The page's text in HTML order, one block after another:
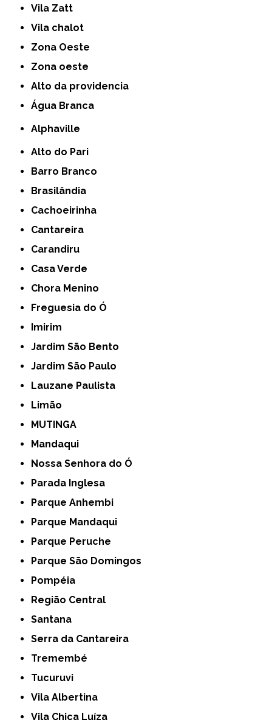
Vila Zatt
Vila chalot
Zona Oeste
Zona oeste
alto da providencia
Água Branca
Alphaville
Alto do Pari
Barro Branco
Brasilândia
Cachoeirinha
Cantareira
Carandiru
Casa Verde
Chora Menino
Freguesia do Ó
Imirim
Jardim São Bento
Jardim São Paulo
Lauzane Paulista
Limão
MUTINGA
Mandaqui
Nossa Senhora do Ó
Parada Inglesa
Parque Anhembi
Parque Mandaqui
Parque Peruche
Parque São Domingos
Pompéia
Região Central
Santana
Serra da Cantareira
Tremembé
Tucuruvi
Vila Albertina
Vila Chica Luíza